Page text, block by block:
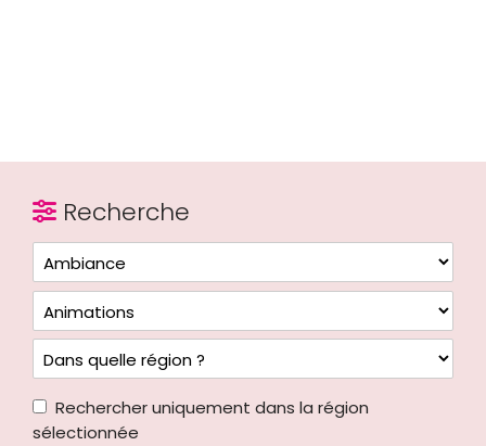
Recherche
Rechercher uniquement dans la région
sélectionnée